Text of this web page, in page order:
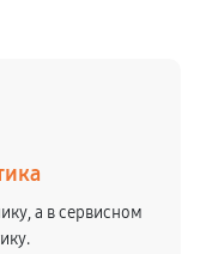
а в сервисном